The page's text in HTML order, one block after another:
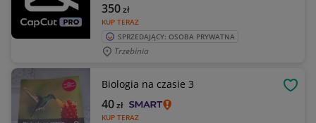
KUP TERAZ
350zł
SPRZEDAJĄCY: OSOBA PRYWATNA
Trzebinia
Biologia na czasie 3
KUP TERAZ
40zł